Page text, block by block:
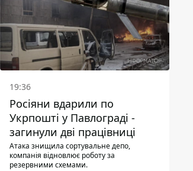
19:36
Росіяни вдарили по
Укрпошті у Павлограді -
загинули дві працівниці
Атака знищила сортувальне депо,
компанія відновлює роботу за
резервними схемами.